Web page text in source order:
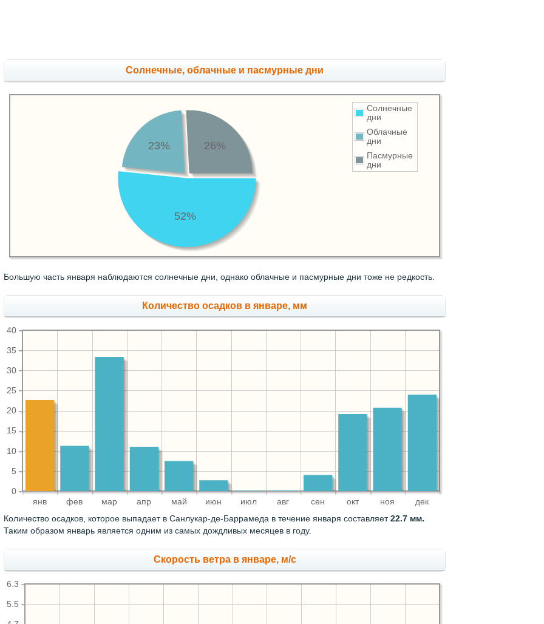
Cолнечные, облачные и пасмурные дни
Солнечные
дни
Облачные
дни
Пасмурные
дни
52%
23% 26%
Большую часть января наблюдаются солнечные дни, однако облачные и пасмурные дни тоже не редкость.
Количество осадков в январе, мм
янв фев мар апр май июн июл авг сен окт ноя дек
0
5
10
15
20
25
30
35
40
Количество осадков, которое выпадает в Санлукар-де-Баррамеда в течение января составляет22.7 мм.
Таким образом январь является одним из самых дождливых месяцев в году.
Скорость ветра в январе, м/с
5.5
6.3